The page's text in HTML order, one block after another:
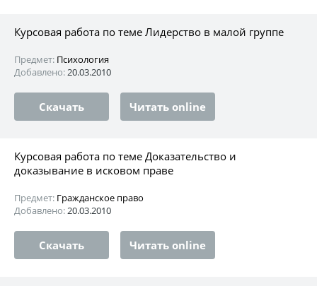
Курсовая работа по теме Лидерство в малой группе
Предмет: Психология
Добавлено:20.03.2010
Скачать Читать online
Курсовая работа по теме Доказательство и
доказывание в исковом праве
Предмет: Гражданское право
Добавлено:20.03.2010
Скачать Читать online